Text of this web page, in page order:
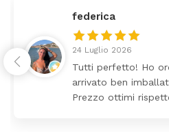
federica
24 Luglio 2026
Tutti perfetto! Ho
arrivato ben
Prezzo ottimi